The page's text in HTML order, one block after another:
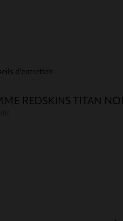
d'entretien
REDSKINS TITAN